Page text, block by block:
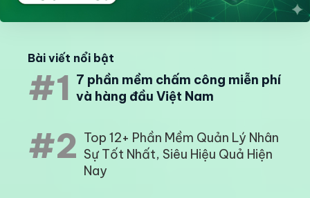
Bài viết nổi bật
#1 7 phần mềm chấm công miễn phí
và hàng đầu Việt Nam
#2 Top 12+ Phần Mềm Quản Lý Nhân
Sự Tốt Nhất, Siêu Hiệu Quả Hiện
Nay